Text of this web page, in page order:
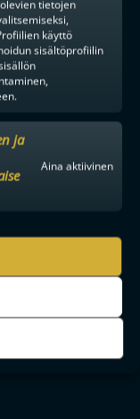
tietojen
käyttö
sisältöprofiilin
ja
Aina aktiivinen